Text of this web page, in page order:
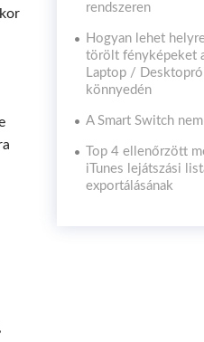
rendszeren
Hogyan lehet
törölt fényképeket
Laptop / Desktopról
könnyedén
A Smart Switch
Top 4 ellenőrzött
iTunes lejátszási
exportálásának